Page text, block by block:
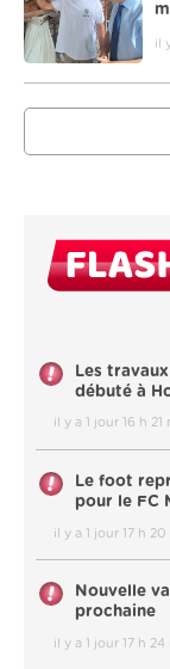
il
Les
débuté à
il y a 1 jour 16 h 21
Le foot
pour le FC
il y a 1 jour 17 h 20
Nouvelle
prochaine
il y a 1 jour 17 h 24